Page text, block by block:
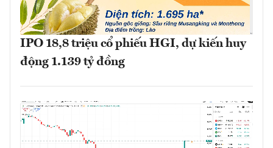
IPO 18,8 triệu cổ phiếu HGI, dự kiến huy
động 1.139 tỷ đồng